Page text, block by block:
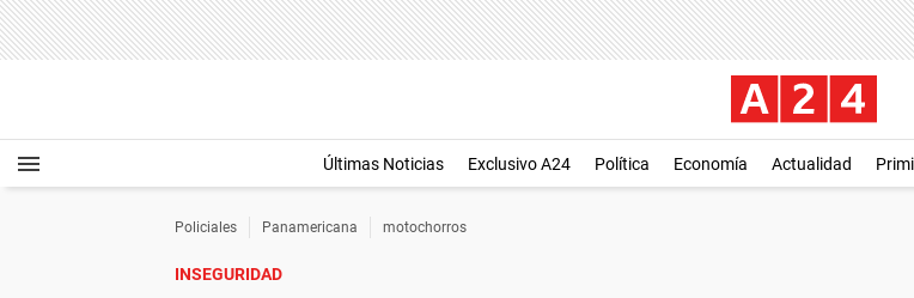
Últimas Noticias Exclusivo A24 Política Economía Actualidad
Policiales Panamericana motochorros
INSEGURIDAD